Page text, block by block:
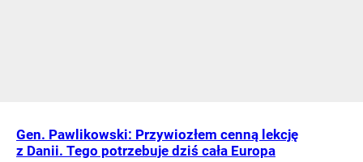
Gen. Pawlikowski: Przywiozłem cenną lekcję
z Danii. Tego potrzebuje dziś cała Europa